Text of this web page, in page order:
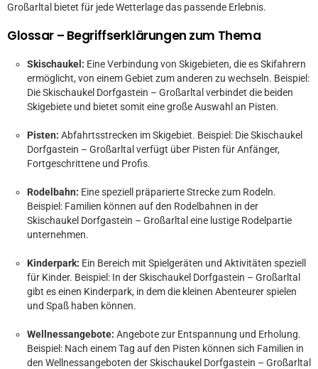
Großarltal bietet für jede Wetterlage das passende Erlebnis.
Glossar – Begriffserklärungen zum Thema
Skischaukel: Eine Verbindung von Skigebieten, die es Skifahrern
ermöglicht, von einem Gebiet zum anderen zu wechseln. Beispiel:
Die Skischaukel Dorfgastein – Großarltal verbindet die beiden
Skigebiete und bietet somit eine große Auswahl an Pisten.
Pisten: Abfahrtsstrecken im Skigebiet. Beispiel: Die Skischaukel
Dorfgastein – Großarltal verfügt über Pisten für Anfänger,
Fortgeschrittene und Profis.
Rodelbahn: Eine speziell präparierte Strecke zum Rodeln.
Beispiel: Familien können auf den Rodelbahnen in der
Skischaukel Dorfgastein – Großarltal eine lustige Rodelpartie
unternehmen.
Kinderpark: Ein Bereich mit Spielgeräten und Aktivitäten speziell
für Kinder. Beispiel: In der Skischaukel Dorfgastein – Großarltal
gibt es einen Kinderpark, in dem die kleinen Abenteurer spielen
und Spaß haben können.
Wellnessangebote: Angebote zur Entspannung und Erholung.
Beispiel: Nach einem Tag auf den Pisten können sich Familien in
den Wellnessangeboten der Skischaukel Dorfgastein – Großarltal